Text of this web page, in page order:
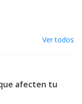
Ver todos
afecten tu